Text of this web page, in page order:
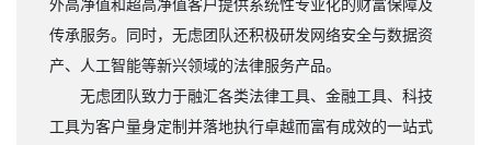
传承服务。同时，无虑团队还积极研发网络安全与数据资
产、人工智能等新兴领域的法律服务产品。
无虑团队致力于融汇各类法律工具、金融工具、科技
工具为客户量身定制并落地执行卓越而富有成效的一站式